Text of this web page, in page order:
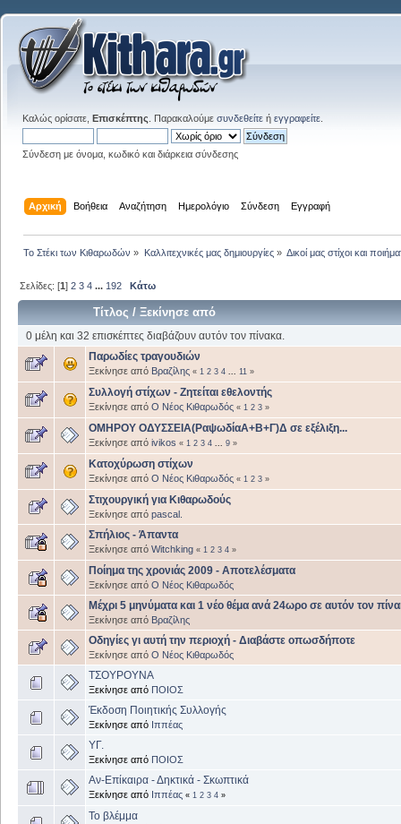
Καλώς ορίσατε, Επισκέπτης . Παρακαλούμε συνδεθείτε ή εγγραφείτε
Σύνδεση με όνομα, κωδικό και διάρκεια σύνδεσης
Αρχική Βοήθεια Αναζήτηση Ημερολόγιο Σύνδεση Εγγραφή
Το Στέκι των Κιθαρωδών » Καλλιτεχνικές μας δημιουργίες» Δικοί μας στίχοι και
Σελίδες: [1]2 3 4 ... 192 Κάτω
Τίτλος /Ξεκίνησε από
0 μέλη και 32 επισκέπτες διαβάζουν αυτόν τον πίνακα.
Παρωδίες τραγουδιών
Ξεκίνησε από Βραζίλης « 1 2 3 4 11 »
Συλλογή στίχων - Ζητείται εθελοντής
Ξεκίνησε από Ο Νέος Κιθαρωδός « 1 2 3 »
ΟΜΗΡΟΥ ΟΔΥΣΣΕΙΑ(ΡαψωδίαΑ+Β+Γ)Δ σε εξέλιξη...
Ξεκίνησε από ivikos « 1 2 3 4 9 »
Κατοχύρωση στίχων
Ξεκίνησε από Ο Νέος Κιθαρωδός « 1 2 3 »
Στιχουργική για Κιθαρωδούς
Ξεκίνησε από pascal.
Σπήλιος - Άπαντα
Ξεκίνησε από Witchking « 1 2 3 4 »
Ποίημα της χρονιάς 2009 - Αποτελέσματα
Ξεκίνησε από Ο Νέος Κιθαρωδός
Μέχρι 5 μηνύματα και 1 νέο θέμα ανά 24ωρο σε αυτόν τον
Ξεκίνησε από Βραζίλης
Οδηγίες γι αυτή την περιοχή - Διαβάστε οπωσδήποτε
Ξεκίνησε από Ο Νέος Κιθαρωδός
ΤΣΟΥΡΟΥΝΑ
Ξεκίνησε από ΠΟΙΟΣ
Έκδοση Ποιητικής Συλλογής
Ξεκίνησε από Ιππέας
ΥΓ.
Ξεκίνησε από ΠΟΙΟΣ
Αν-Επίκαιρα - Δηκτικά - Σκωπτικά
Ξεκίνησε από Ιππέας « 1 2 3 4 »
Το βλέμμα